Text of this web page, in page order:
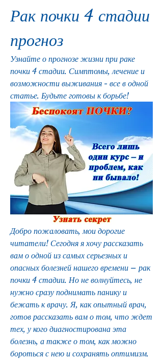
Рак почки 4 стадии
прогноз
Узнайте о прогнозе жизни при раке
почки 4 стадии. Симптомы, лечение и
возможности выживания - все в одной
статье. Будьте готовы к борьбе!
Добро пожаловать, мои дорогие
читатели! Сегодня я хочу рассказать
вам о одной из самых серьезных и
опасных болезней нашего времени – рак
почки 4 стадии. Но не волнуйтесь, не
нужно сразу поднимать панику и
бежать к врачу. Я, как опытный врач,
готов рассказать вам о том, что ждет
тех, у кого диагностирована эта
болезнь, а также о том, как можно
бороться с нею и сохранять оптимизм.